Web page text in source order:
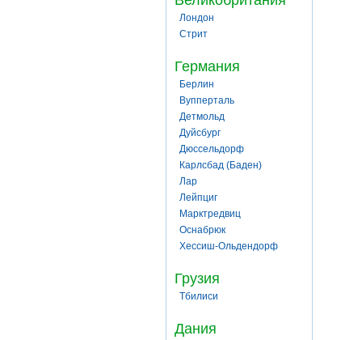
Лондон
Стрит
Германия
Берлин
Вупперталь
Детмольд
Дуйсбург
Дюссельдорф
Карлсбад (Баден)
Лар
Лейпциг
Марктредвиц
Оснабрюк
Хессиш-Ольдендорф
Грузия
Тбилиси
Дания